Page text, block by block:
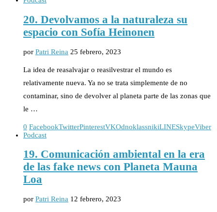
20. Devolvamos a la naturaleza su
espacio con Sofía Heinonen
por Patri Reina 25 febrero, 2023
La idea de reasalvajar o reasilvestrar el mundo es
relativamente nueva. Ya no se trata simplemente de no
contaminar, sino de devolver al planeta parte de las zonas que
le …
0 FacebookTwitterPinterestVKOdnoklassnikiLINESkypeViber
Podcast
19. Comunicación ambiental en la era
de las fake news con Planeta Mauna
Loa
por Patri Reina 12 febrero, 2023